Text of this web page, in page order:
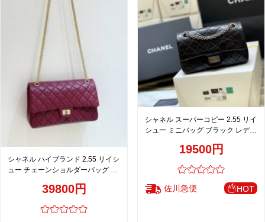
シャネル ハイブランド 2.55 リイシ
ュー チェーンショルダーバッグ レ
39800円
シャネル スーパーコピー 2.55 リイ
シュー ミニバッグ ブラック レディ
19500円
佐川急便 HOT